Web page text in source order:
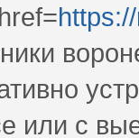
или с